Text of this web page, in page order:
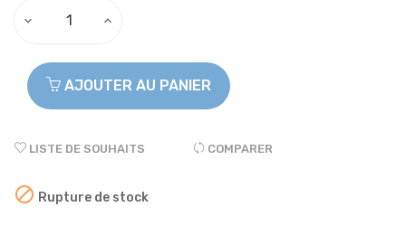
AJOUTER AU PANIER
LISTE DE SOUHAITS COMPARER
 Rupture de stock